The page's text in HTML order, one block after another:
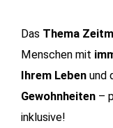
Das Thema
Menschen mit
Ihrem Leben und
Gewohnheiten –
inklusive!